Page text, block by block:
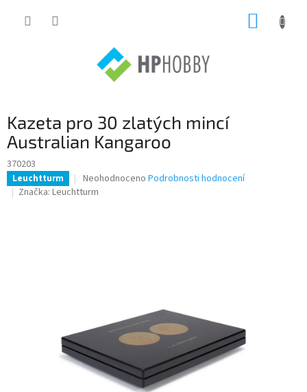
Kazeta pro 30 zlatých mincí
Australian Kangaroo
370203
Leuchtturm
Průměrné
hodnocení
Neohodnoceno Podrobnosti hodnocení
Značka: Leuchtturm